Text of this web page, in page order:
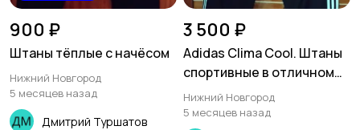
900 ₽
Штаны тёплые с начёсом
Нижний Новгород
5 месяцев назад
Дмитрий Туршатов
3 500 ₽
Adidas Clima Cool. Штаны
спортивные в отличном
состоянии
Нижний Новгород
5 месяцев назад